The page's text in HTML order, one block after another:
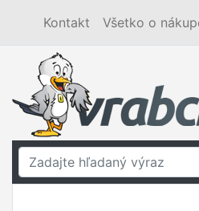
Kontakt Všetko o